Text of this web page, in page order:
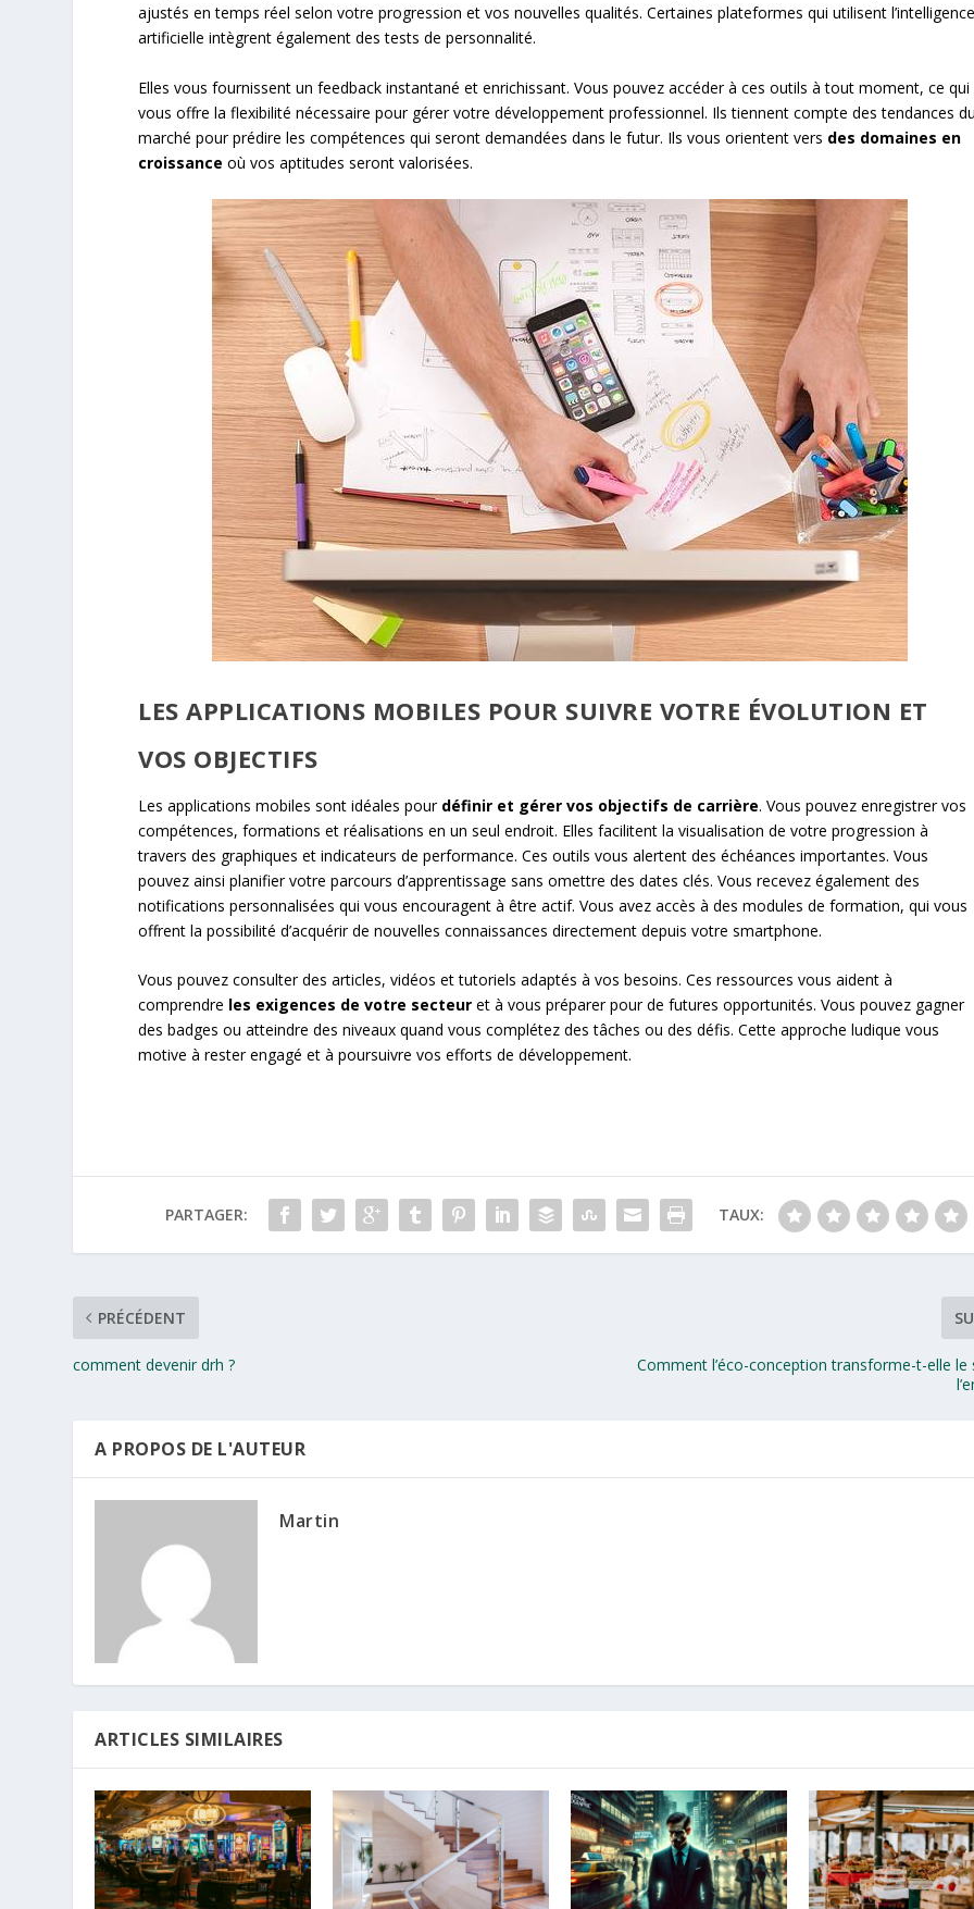
ajustés en temps réel selon votre progression et vos nouvelles qualités. Certaines plateformes qui utilisent
artificielle intègrent également des tests de personnalité.
Elles vous fournissent un feedback instantané et enrichissant. Vous pouvez accéder à ces outils à tout moment, ce qui
vous offre la flexibilité nécessaire pour gérer votre développement professionnel. Ils tiennent compte des tendances
marché pour prédire les compétences qui seront demandées dans le futur. Ils vous orientent vers des domaines en
croissance où vos aptitudes seront valorisées.
LES APPLICATIONS MOBILES POUR SUIVRE VOTRE ÉVOLUTION ET
VOS OBJECTIFS
Les applications mobiles sont idéales pour définir et gérer vos objectifs de carrière. Vous pouvez enregistrer vos
compétences, formations et réalisations en un seul endroit. Elles facilitent la visualisation de votre progression à
travers des graphiques et indicateurs de performance. Ces outils vous alertent des échéances importantes. Vous
pouvez ainsi planifier votre parcours d’apprentissage sans omettre des dates clés. Vous recevez également des
notifications personnalisées qui vous encouragent à être actif. Vous avez accès à des modules de formation, qui vous
offrent la possibilité d’acquérir de nouvelles connaissances directement depuis votre smartphone.
Vous pouvez consulter des articles, vidéos et tutoriels adaptés à vos besoins. Ces ressources vous aident à
comprendre les exigences de votre secteur et à vous préparer pour de futures opportunités. Vous pouvez gagner
des badges ou atteindre des niveaux quand vous complétez des tâches ou des défis. Cette approche ludique vous
motive à rester engagé et à poursuivre vos efforts de développement.
PARTAGER: TAUX:
PRÉCÉDENT
comment devenir drh ?
Comment l’éco-conception transforme-t-elle le
A PROPOS DE L'AUTEUR
Martin
ARTICLES SIMILAIRES